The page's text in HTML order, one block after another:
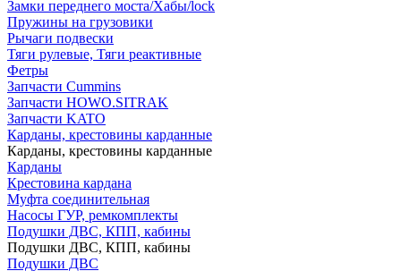
Замки переднего моста/Хабы/lock
Пружины на грузовики
Рычаги подвески
Тяги рулевые, Тяги реактивные
Фетры
Запчасти Cummins
Запчасти HOWO.SITRAK
Запчасти KATO
Карданы, крестовины карданные
Карданы, крестовины карданные
Карданы
Крестовина кардана
Муфта соединительная
Насосы ГУР, ремкомплекты
Подушки ДВС, КПП, кабины
Подушки ДВС, КПП, кабины
Подушки ДВС